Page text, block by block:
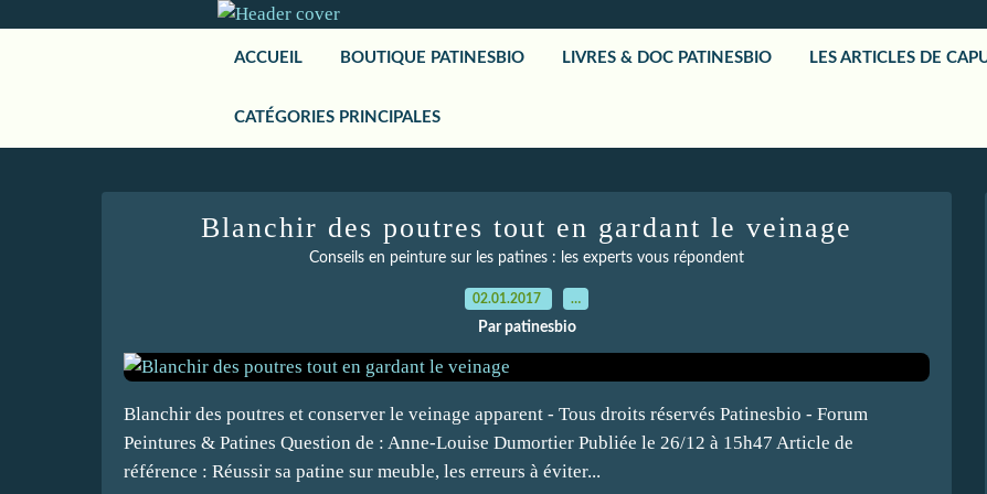
ACCUEIL BOUTIQUE PATINESBIO LIVRES & DOC PATINESBIO LES ARTICLES DE
CATÉGORIES PRINCIPALES
Blanchir des poutres tout en gardant le veinage
Conseils en peinture sur les patines : les experts vous répondent
02.01.2017 …
Par patinesbio
Blanchir des poutres et conserver le veinage apparent - Tous droits réservés Patinesbio - Forum
Peintures & Patines Question de : Anne-Louise Dumortier Publiée le 26/12 à 15h47 Article de
référence : Réussir sa patine sur meuble, les erreurs à éviter...